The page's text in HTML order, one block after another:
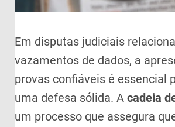
Em disputas judiciais
vazamentos de dados, a
provas confiáveis é essencial
uma defesa sólida. A cadeia
um processo que assegura